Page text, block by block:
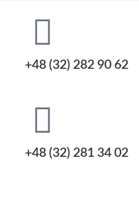
+48 (32) 282 90 62
+48 (32) 281 34 02